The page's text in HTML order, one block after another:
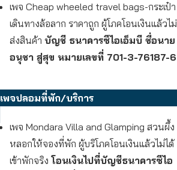
เพจ Cheap wheeled travel bags-กระเป๋า
เดินทางล้อลาก ราคาถูก ผู้โภคโอนเงินแล้วไม่
ส่งสินค้า บัญชี ธนาคารซีไอเอ็มบี ชื่อนาย
อนุชา สู่สุข หมายเลขที่ 701-3-76187-6
เพจปลอมที่พัก/บริการ
เพจ Mondara Villa and Glamping สวนผึ้ง
หลอกให้จองที่พัก ผู้บริโภคโอนเงินแล้วไม่ได้
เข้าพักจริง โอนเงินไปที่บัญชีธนาคารซีไอ